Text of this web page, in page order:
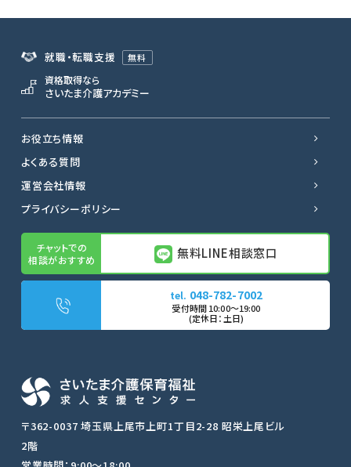
無料LINE相談窓口
転職サポートに申し込む
〒362-0037 埼玉県上尾市上町1丁目2-28 昭栄上尾ビル
2階
就職・転職支援 無料
資格取得なら
さいたま介護アカデミー
お役立ち情報
よくある質問
運営会社情報
プライバシーポリシー
無料LINE相談窓口
048-782-7002